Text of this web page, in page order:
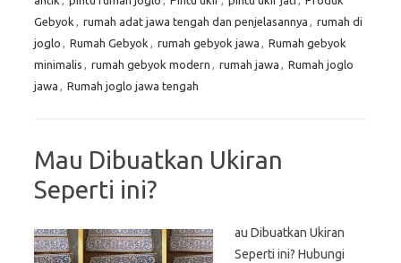
Gebyok , rumah adat jawa tengah dan penjelasannya , rumah di
joglo , Rumah Gebyok , rumah gebyok jawa , Rumah gebyok
minimalis , rumah gebyok modern , rumah jawa , Rumah joglo
jawa , Rumah joglo jawa tengah
Mau Dibuatkan Ukiran
Seperti ini?
au Dibuatkan Ukiran
Seperti ini? Hubungi